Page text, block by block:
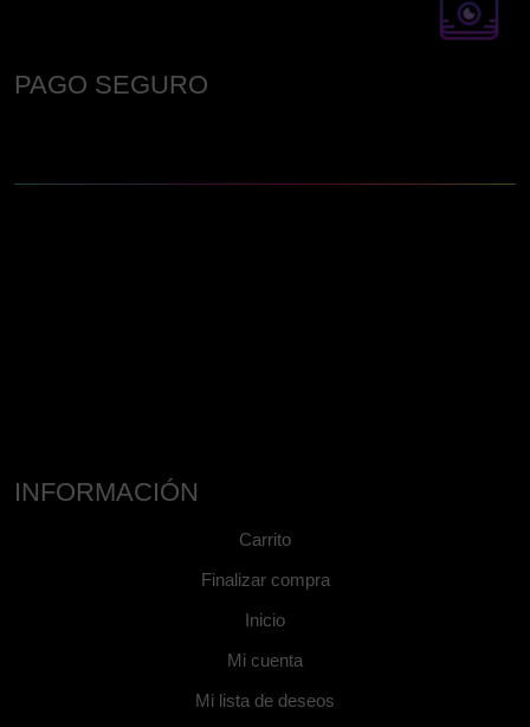
PAGO SEGURO
INFORMACIÓN
Carrito
Finalizar compra
Inicio
Mi cuenta
Mi lista de deseos